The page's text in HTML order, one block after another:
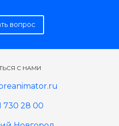
вопрос
С НАМИ
730 28 00